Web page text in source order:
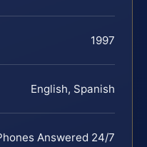
1997
English, Spanish
Answered 24/7